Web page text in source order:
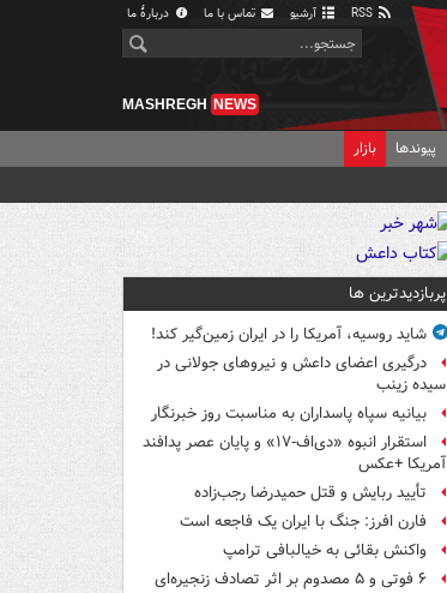
آرشیو تماس با ما دربارهٔ ما
MASHREGH NEWS
پیوندها بازار
پربازدیدترین ها
شاید روسیه، آمریکا را در ایران زمین‌گیر کند!
درگیری اعضای داعش و نیروهای جولانی در
سیده زینب
بیانیه سپاه پاسداران به مناسبت روز خبرنگار
استقرار انبوه «دی‌اف‑۱۷» و پایان عصر پدافند
آمریکا +عکس
تأیید ربایش و قتل حمیدرضا رجب‌زاده
فارن افرز: جنگ با ایران یک فاجعه است
واکنش بقائی به خیالبافی ترامپ
۶ فوتی و ۵ مصدوم بر اثر تصادف زنجیره‌ای